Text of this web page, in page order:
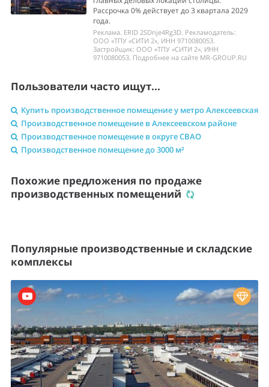
Рассрочка 0% действует до 3 квартала 2029
года.
Реклама. ERID 2SDnje4Rg3D. Рекламодатель:
ООО «ТПУ «СИТИ 2», ИНН 9710080053.
Застройщик: ООО «ТПУ «СИТИ 2», ИНН
9710080053. Подробнее на сайте MR-GROUP.RU
Пользователи часто ищут...
Купить производственное помещение у метро Алексеевская
Производственное помещение в Алексеевском районе
Производственное помещение в округе СВАО
Производственное помещение до 3000 м²
Похожие предложения по продаже
производственных помещений
Популярные производственные и складские
комплексы